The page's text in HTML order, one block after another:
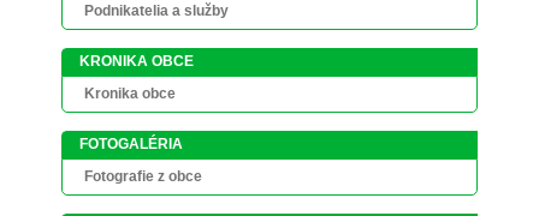
Podnikatelia a služby
KRONIKA OBCE
Kronika obce
FOTOGALÉRIA
Fotografie z obce